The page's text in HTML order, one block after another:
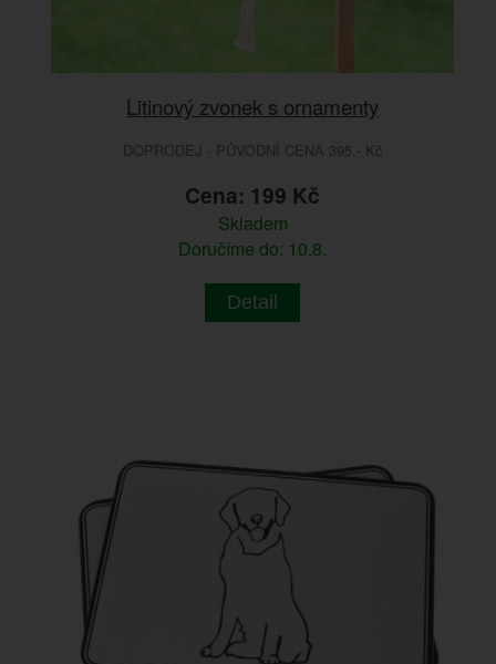
Litinový zvonek s ornamenty
DOPRODEJ - PŮVODNÍ CENA 395.- Kč
Cena: 199 Kč
Skladem
Doručíme do: 10.8.
Detail